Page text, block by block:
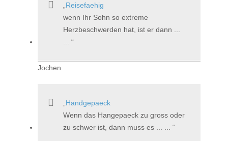
Reisefaehig
wenn Ihr Sohn so extreme
Herzbeschwerden hat, ist er dann ...
Jochen
Handgepaeck
Wenn das Hangepaeck zu gross oder
zu schwer ist, dann muss es ... ...